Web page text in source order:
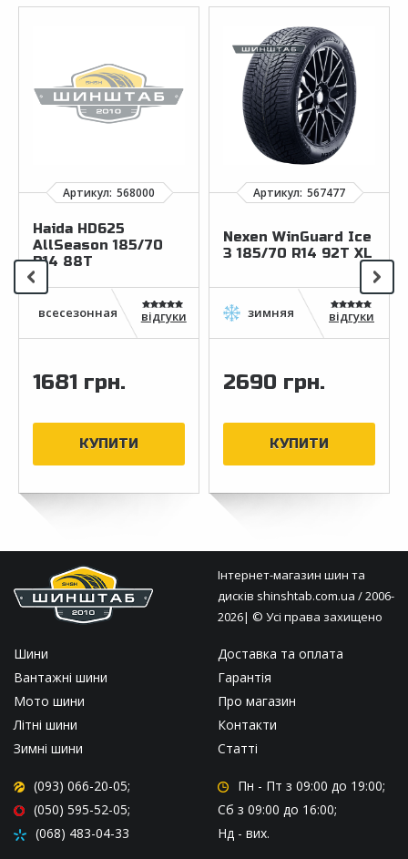
Haida HD625
AllSeason 185/70
R14 88T
відгуки
1681 грн.
Nexen WinGuard Ice
3 185/70 R14 92T XL
відгуки
2690 грн.
Шини
Вантажні шини
Мото шини
Літні шини
Зимні шини
Доставка та оплата
Гарантія
Про магазин
Контакти
Статті
(093) 066-20-05;
(050) 595-52-05;
(068) 483-04-33
Пн - Пт з 09:00 до 19:00;
Сб з 09:00 до 16:00;
Нд - вих.
Інтернет-магазин шин та
дисків shinshtab.com.ua / 2006-
2026| © Усі права захищено